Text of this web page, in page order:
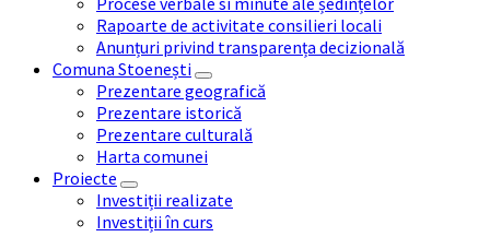
Rapoarte de activitate consilieri locali
Anunțuri privind transparența decizională
Comuna Stoenești
Prezentare geografică
Prezentare istorică
Prezentare culturală
Harta comunei
Proiecte
Investiții realizate
Investiții în curs